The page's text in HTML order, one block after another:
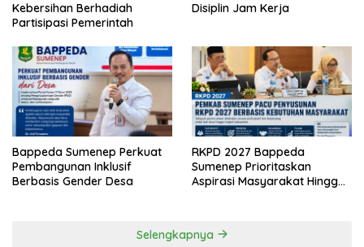
Kebersihan Berhadiah
Partisipasi Pemerintah
Disiplin Jam Kerja
Bappeda Sumenep Perkuat
Pembangunan Inklusif
Berbasis Gender Desa
RKPD 2027 Bappeda
Sumenep Prioritaskan
Aspirasi Masyarakat Hingga
Selengkapnya